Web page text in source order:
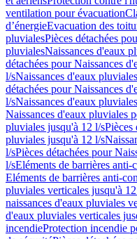
ventilation pour évacuation
d’énergieEvacuation des
pluvialesPièces détachées
pluvialesNaissances d'eaux
détachées pour Naissances
l/sNaissances d'eaux
détachées pour Naissances
l/sNaissances d'eaux
Naissances d'eaux pluviales
pluviales jusqu'à 12 l/sPièces
pluviales jusqu'à 12 l/s
l/sPièces détachées pour
l/sEléments de barrières anti-
Eléments de barrières anti-
pluviales verticales jusqu'à
naissances d'eaux pluviales
d'eaux pluviales verticales
incendieProtection incendie